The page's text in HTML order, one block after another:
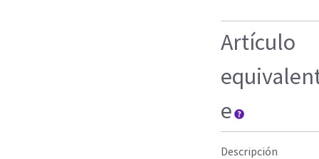
Artículo
e
Descripción